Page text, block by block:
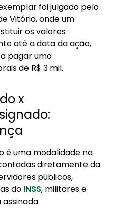
foi julgado pelo
Vitória, onde um
os valores
até a data da ação,
a pagar uma
de R$ 3 mil.
x
é uma modalidade na
diretamente da
públicos,
do INSS, militares e